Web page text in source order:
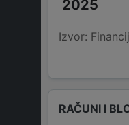
Izvor:
RAČUNI I